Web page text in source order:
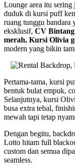
Lounge area itu sering
duduk di kursi puff
ruang tunggu bandara
eksklusif, CV Bintang
merah, Kursi Olivia
modern yang bikin
Pertama-tama, kursi
bentuk bulat empuk,
Selanjutnya, kursi
busa extra tebal,
mewah tapi tetap
Dengan begitu,
Lotto hitam full
custom dan semua
seamless.